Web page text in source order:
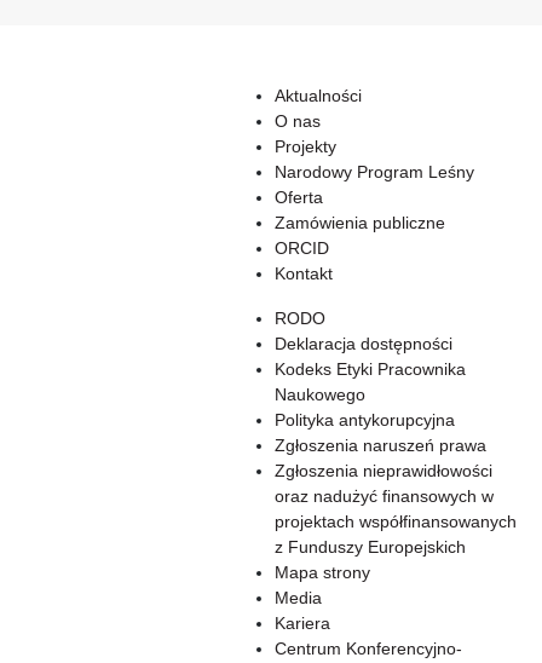
Aktualności
O nas
Projekty
Narodowy Program Leśny
Oferta
Zamówienia publiczne
ORCID
Kontakt
RODO
Deklaracja dostępności
Kodeks Etyki Pracownika
Naukowego
Polityka antykorupcyjna
Zgłoszenia naruszeń prawa
Zgłoszenia nieprawidłowości
oraz nadużyć finansowych w
projektach współfinansowanych
z Funduszy Europejskich
Mapa strony
Media
Kariera
Centrum Konferencyjno-